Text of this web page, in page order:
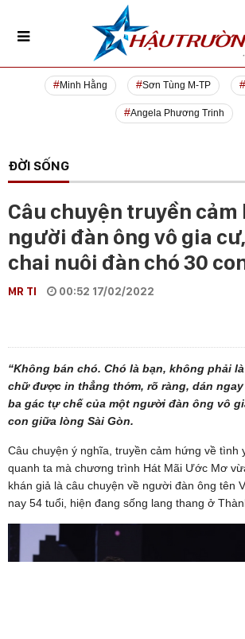
Minh Hằng Sơn Tùng M-TP
Angela Phương Trinh
ĐỜI SỐNG
Câu chuyện truyền cảm
người đàn ông vô gia
chai nuôi đàn chó 30
MR TI 00:52 17/02/2022
“Không bán chó. Chó là bạn, không phải
chữ được in thẳng thớm, rõ ràng, dán
ba gác tự chế của một người đàn ông vô
con giữa lòng Sài Gòn.
Câu chuyện ý nghĩa, truyền cảm hứng về tình
quanh ta mà chương trình Hát Mãi Ước Mơ
khán giả là câu chuyện về người đàn ông tên
nay 54 tuổi, hiện đang sống lang thang ở